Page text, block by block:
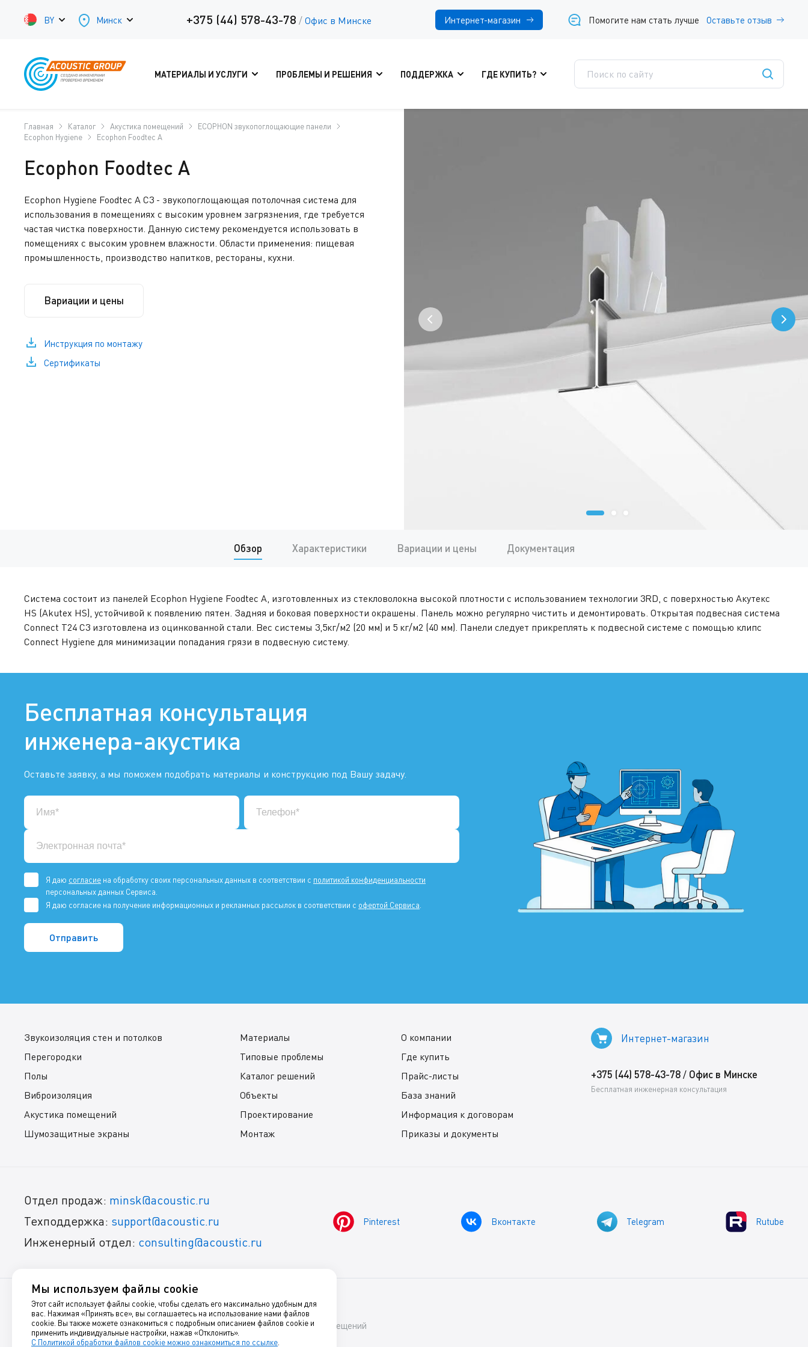
BY Минск +375 (44) 578-43-78 / Офис в Минске Интернет-магазин Помогите нам стать лучше Оставьте отзыв
МАТЕРИАЛЫ И УСЛУГИ ПРОБЛЕМЫ И РЕШЕНИЯ ПОДДЕРЖКА ГДЕ КУПИТЬ?
Главная Каталог Акустика помещений
ECOPHON звукопоглощающие панели
Ecophon Hygiene
Ecophon Foodtec A
Ecophon Foodtec A
Ecophon Hygiene Foodtec A C3 - звукопоглощающая потолочная система для
использования в помещениях с высоким уровнем загрязнения, где требуется
частая чистка поверхности. Данную систему рекомендуется использовать в
помещениях с высоким уровнем влажности. Области применения: пищевая
промышленность, производство напитков, рестораны, кухни.
Вариации и цены
Инструкция по монтажу
Сертификаты
Обзор Характеристики Вариации и цены Документация
Система состоит из панелей Ecophon Hygiene Foodtec A, изготовленных из стекловолокна высокой плотности с использованием технологии 3RD, с поверхностью Акутекс
HS (Akutex HS), устойчивой к появлению пятен. Задняя и боковая поверхности окрашены. Панель можно регулярно чистить и демонтировать. Открытая подвесная система
Connect T24 C3 изготовлена из оцинкованной стали. Вес системы 3,5кг/м2 (20 мм) и 5 кг/м2 (40 мм). Панели следует прикреплять к подвесной системе с помощью клипс
Connect Hygiene для минимизации попадания грязи в подвесную систему.
Бесплатная консультация
инженера-акустика
Оставьте заявку, а мы поможем подобрать материалы и конструкцию под Вашу задачу.
Я даю согласие на обработку своих персональных данных в соответствии с политикой конфиденциальности
персональных данных Сервиса.
Я даю согласие на получение информационных и рекламных рассылок в соответствии с офертой Сервиса
Звукоизоляция стен и потолков
Перегородки
Полы
Виброизоляция
Акустика помещений
Шумозащитные экраны
Материалы
Типовые проблемы
Каталог решений
Объекты
Проектирование
Монтаж
О компании
Где купить
Прайс-листы
База знаний
Информация к договорам
Приказы и документы
Интернет-магазин
+375 (44) 578-43-78 / Офис в Минске
Бесплатная инженерная консультация
Отдел продаж: minsk@acoustic.ru
Техподдержка: support@acoustic.ru
Инженерный отдел: consulting@acoustic.ru
Pinterest Вконтакте Telegram Rutube
© 1999-2025, Акустик Групп
Звукоизоляция, шумоизоляция, виброизоляция и акустический комфорт помещений
Мы используем файлы cookie
Этот сайт использует файлы cookie, чтобы сделать его максимально удобным для
вас. Нажимая «Принять все», вы соглашаетесь на использование нами файлов
cookie. Вы также можете ознакомиться с подробным описанием файлов cookie и
применить индивидуальные настройки, нажав «Отклонить».
С Политикой обработки файлов cookie можно ознакомиться по ссылке